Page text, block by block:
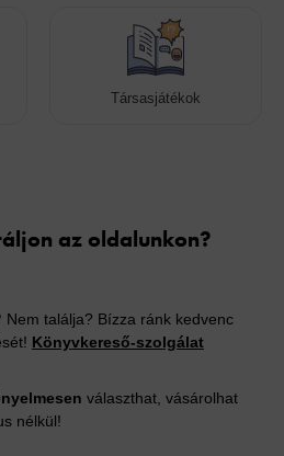
Társasjátékok
az oldalunkon?
Nem találja? Bízza ránk kedvenc
Könyvkereső-szolgálat
választhat, vásárolhat
nélkül!